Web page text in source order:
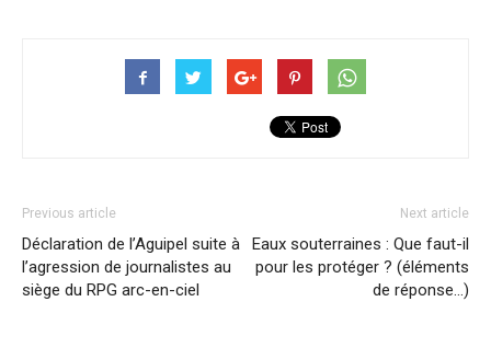
Previous article
Déclaration de l’Aguipel suite à
l’agression de journalistes au
siège du RPG arc-en-ciel
Next article
Eaux souterraines : Que faut-il
pour les protéger ? (éléments
de réponse…)